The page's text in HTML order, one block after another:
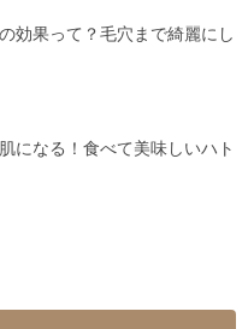
効果って？毛穴まで綺麗にし
になる！食べて美味しいハト